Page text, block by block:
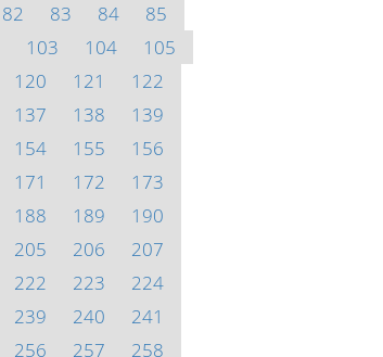
82 83 84
85
103 104
105
120 121
122
137 138
139
154 155
156
171 172
173
188 189
190
205 206
207
222 223
224
239 240
241
256 257 258